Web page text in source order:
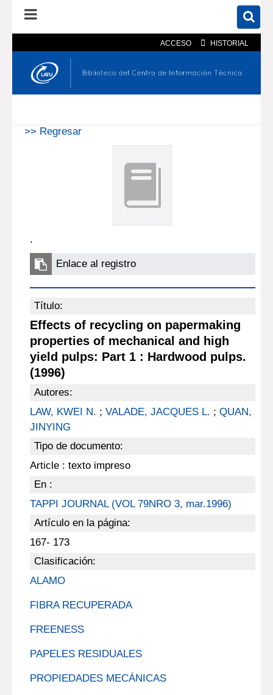
ACCESO HISTORIAL
En el catálogo En el sitio
>> Regresar
.
Enlace al registro
Título:
Effects of recycling on papermaking
properties of mechanical and high
yield pulps: Part 1 : Hardwood pulps.
(1996)
Autores:
LAW, KWEI N. ; VALADE, JACQUES L. ; QUAN,
JINYING
Tipo de documento:
Article : texto impreso
En :
TAPPI JOURNAL (VOL 79NRO 3, mar.1996)
Artículo en la página:
167- 173
Clasificación:
ALAMO
FIBRA RECUPERADA
FREENESS
PAPELES RESIDUALES
PROPIEDADES MECÁNICAS